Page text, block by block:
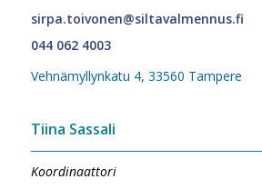
sirpa.toivonen@siltavalmennus.fi
044 062 4003
Vehnämyllynkatu 4, 33560 Tampere
Tiina Sassali
Koordinaattori